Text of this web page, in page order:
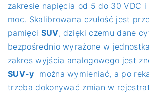
zakresie napięcia od 5 do 30 VDC
moc. Skalibrowana czułość jest
pamięci SUV, dzięki czemu dane
bezpośrednio wyrażone w
zakres wyjścia analogowego jest
SUV-y można wymieniać, a po
trzeba dokonywać zmian w